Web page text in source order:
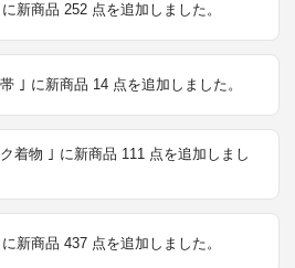
新商品 252 点を追加しました。
｣ に新商品 14 点を追加しました。
着物 ｣ に新商品 111 点を追加しまし
新商品 437 点を追加しました。